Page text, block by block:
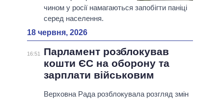
чином у росії намагаються запобігти паніці
серед населення.
18 червня, 2026
16:51
Парламент розблокував
кошти ЄС на оборону та
зарплати військовим
Верховна Рада розблокувала розгляд змін